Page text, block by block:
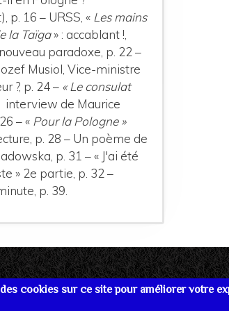
cookies sur ce site pour améliorer votre
p. 16 – URSS, « Les mains
la Taïga» : accablant !,
paradoxe, p. 22 –
Musiol, Vice-ministre
?, p. 24 – « Le consulat
interview de Maurice
– « Pour la Pologne »
p. 28 – Un poème de
p. 31 – « J'ai été
» 2e partie, p. 32 –
p. 39.